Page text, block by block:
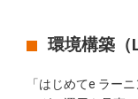
環境構築（
「はじめてe ラー